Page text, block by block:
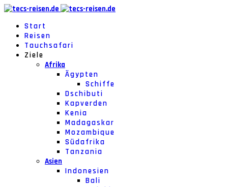
Start
Reisen
Tauchsafari
Ziele
Afrika
Ägypten
Schiffe
Dschibuti
Kapverden
Kenia
Madagaskar
Mozambique
Südafrika
Tanzania
Asien
Indonesien
Bali